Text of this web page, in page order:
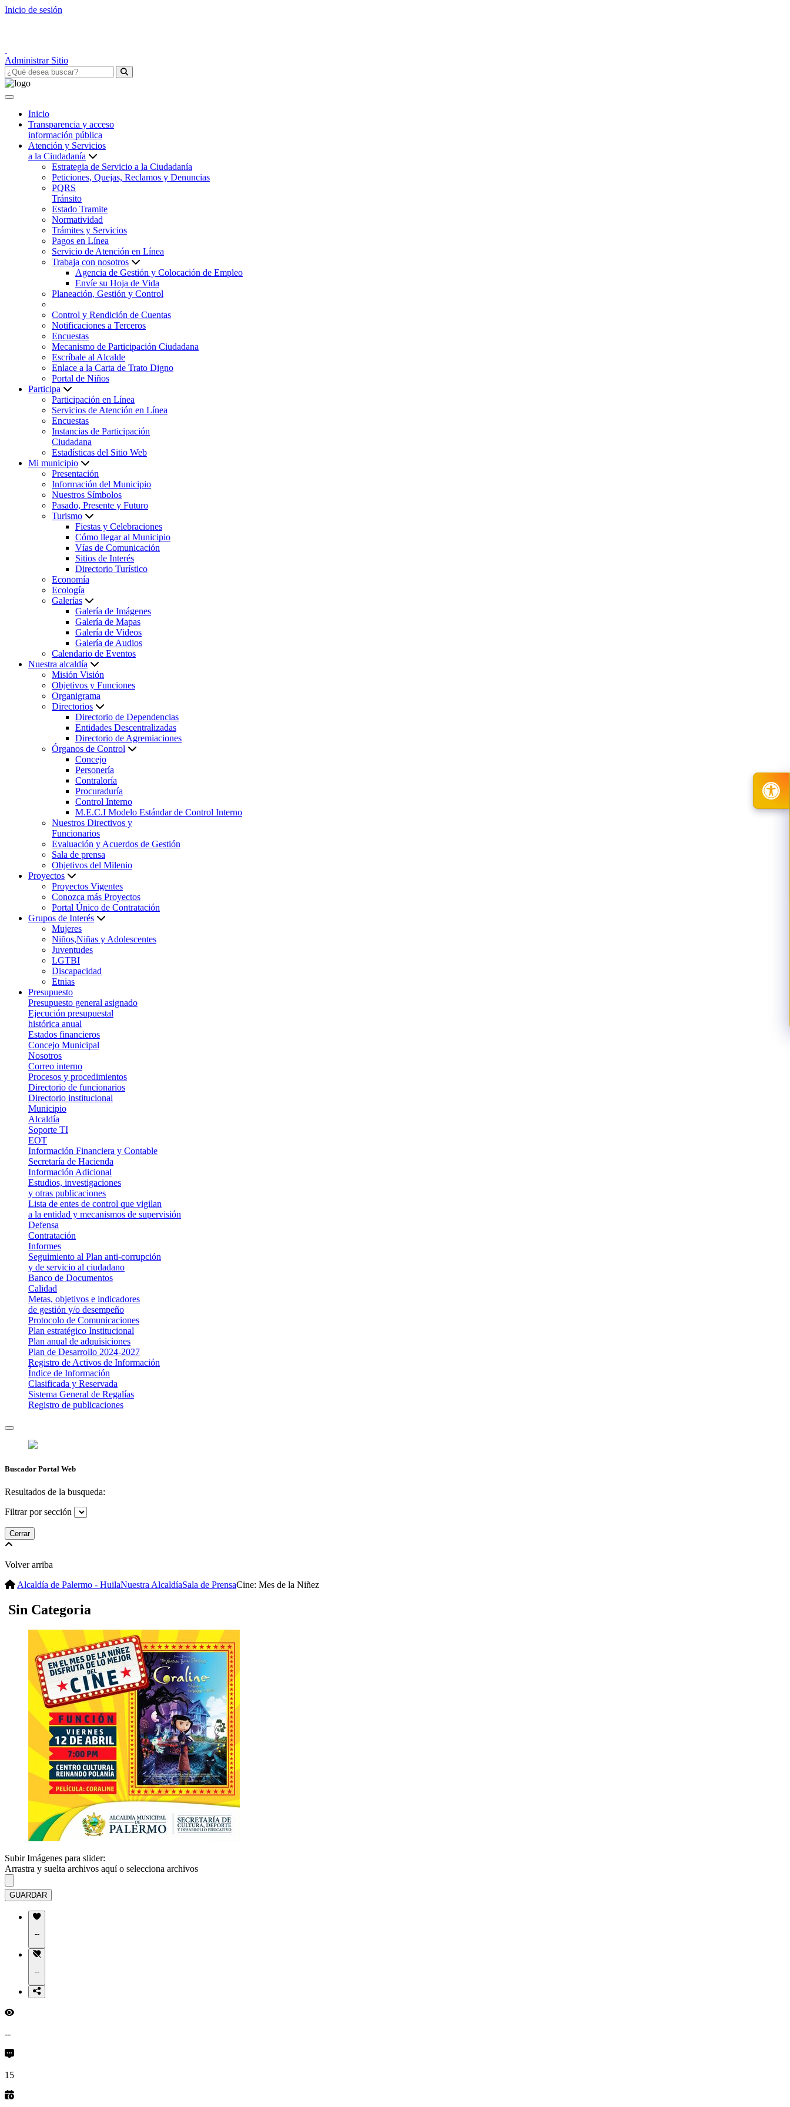
Inicio de sesión
Administrar Sitio
Inicio
Transparencia y acceso
información pública
Atención y Servicios
a la Ciudadanía
Estrategia de Servicio a la Ciudadanía
Peticiones, Quejas, Reclamos y Denuncias
PQRS
Tránsito
Estado Tramite
Normatividad
Trámites y Servicios
Pagos en Línea
Servicio de Atención en Línea
Trabaja con nosotros
Agencia de Gestión y Colocación de Empleo
Envíe su Hoja de Vida
Planeación, Gestión y Control
Control y Rendición de Cuentas
Notificaciones a Terceros
Encuestas
Mecanismo de Participación Ciudadana
Escríbale al Alcalde
Enlace a la Carta de Trato Digno
Portal de Niños
Participa
Participación en Línea
Servicios de Atención en Línea
Encuestas
Instancias de Participación
Ciudadana
Estadísticas del Sitio Web
Mi municipio
Presentación
Información del Municipio
Nuestros Símbolos
Pasado, Presente y Futuro
Turismo
Fiestas y Celebraciones
Cómo llegar al Municipio
Vías de Comunicación
Sitios de Interés
Directorio Turístico
Economía
Ecología
Galerías
Galería de Imágenes
Galería de Mapas
Galería de Videos
Galería de Audios
Calendario de Eventos
Nuestra alcaldía
Misión Visión
Objetivos y Funciones
Organigrama
Directorios
Directorio de Dependencias
Entidades Descentralizadas
Directorio de Agremiaciones
Órganos de Control
Concejo
Personería
Contraloría
Procuraduría
Control Interno
M.E.C.I Modelo Estándar de Control Interno
Nuestros Directivos y
Funcionarios
Evaluación y Acuerdos de Gestión
Sala de prensa
Objetivos del Milenio
Proyectos
Proyectos Vigentes
Conozca más Proyectos
Portal Único de Contratación
Grupos de Interés
Mujeres
Niños,Niñas y Adolescentes
Juventudes
LGTBI
Discapacidad
Etnias
Presupuesto
Presupuesto general asignado
Ejecución presupuestal
histórica anual
Estados financieros
Concejo Municipal
Nosotros
Correo interno
Procesos y procedimientos
Directorio de funcionarios
Directorio institucional
Municipio
Alcaldía
Soporte TI
EOT
Información Financiera y Contable
Secretaría de Hacienda
Información Adicional
Estudios, investigaciones
y otras publicaciones
Lista de entes de control que vigilan
a la entidad y mecanismos de supervisión
Defensa
Contratación
Informes
Seguimiento al Plan anti-corrupción
y de servicio al ciudadano
Banco de Documentos
Calidad
Metas, objetivos e indicadores
de gestión y/o desempeño
Protocolo de Comunicaciones
Plan estratégico Institucional
Plan anual de adquisiciones
Plan de Desarrollo 2024-2027
​Registro de Activos de Información​​
Índice de Información
Clasificada y Reservada
Sistema General de Regalías
Registro de publicaciones
Buscador Portal Web
Resultados de la busqueda:
Filtrar por sección
Cerrar
Volver arriba
Alcaldía de Palermo - HuilaNuestra AlcaldíaSala de PrensaCine: Mes de la Niñez
Sin Categoria
Subir Imágenes para slider:
Arrastra y suelta archivos aquí o selecciona archivos
GUARDAR
--
--
--
15